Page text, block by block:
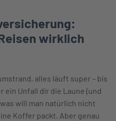
wirklich
alles läuft super – bis
ein Unfall dir die Laune (und
will man natürlich nicht
Koffer packt. Aber genau